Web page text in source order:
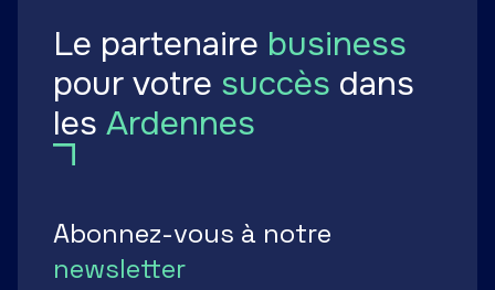
Le partenaire business
pour votre succès dans
les Ardennes
Abonnez-vous à notre
newsletter